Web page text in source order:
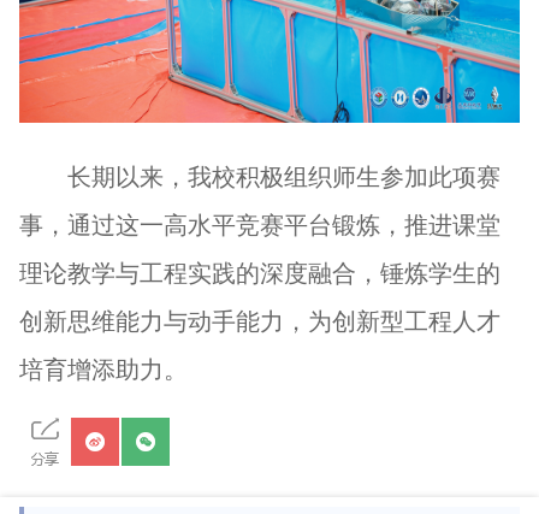
长期以来，我校积极组织师生参加此项赛
事，通过这一高水平竞赛平台锻炼，推进课堂
理论教学与工程实践的深度融合，锤炼学生的
创新思维能力与动手能力，为创新型工程人才
培育增添助力。